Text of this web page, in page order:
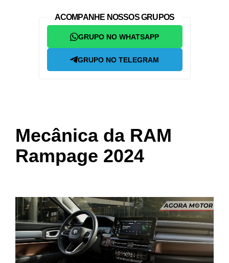
ACOMPANHE NOSSOS GRUPOS
GRUPO NO WHATSAPP
GRUPO NO TELEGRAM
Mecânica da RAM
Rampage 2024